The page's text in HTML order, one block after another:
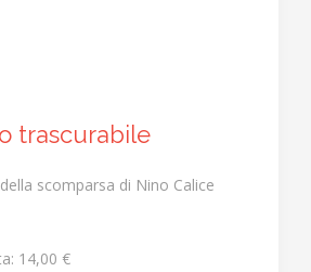
trascurabile
scomparsa di Nino Calice
14,00 €